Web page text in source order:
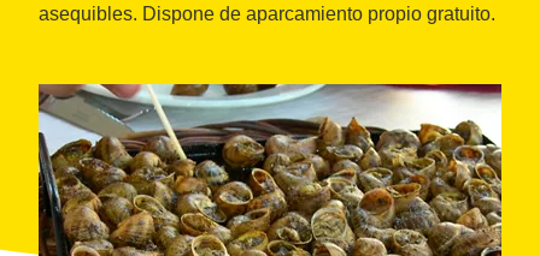
asequibles. Dispone de aparcamiento propio gratuito.